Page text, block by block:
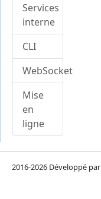
Services
interne
CLI
WebSocket
Mise
en
ligne
2016-2026 Développé par